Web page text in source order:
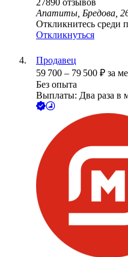
27890 отзывов
Апатиты, Бредова,
Откликнитесь среди
Откликнуться
Продавец
59 700 – 79 500 ₽ за
Без опыта
Выплаты: Два раза в